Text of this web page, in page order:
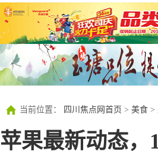
当前位置： 四川焦点网首页 > 美食 >
苹果最新动态，